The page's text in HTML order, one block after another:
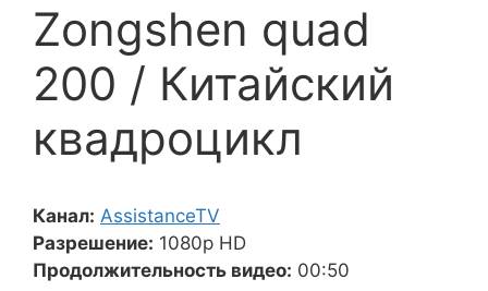
Zongshen quad
200 / Китайский
квадроцикл
Канал: AssistanceTV
Разрешение: 1080p HD
Продолжительность видео: 00:50